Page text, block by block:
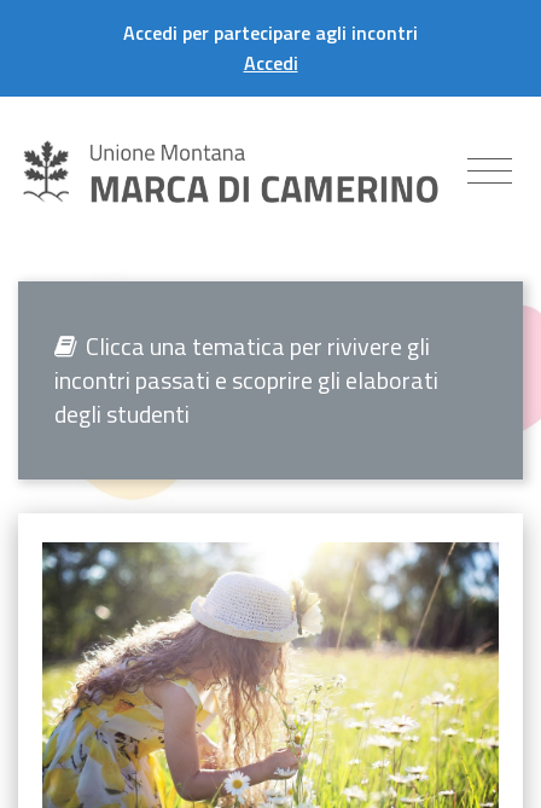
Accedi per partecipare agli incontri
Accedi
Clicca una tematica per rivivere gli
incontri passati e scoprire gli elaborati
degli studenti